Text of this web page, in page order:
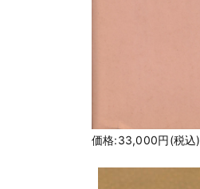
価格:33,000円(税込)